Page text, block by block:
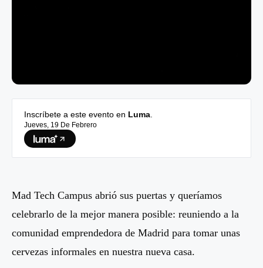
Inscríbete a este evento en Luma
Jueves, 19 De Febrero
Mad Tech Campus abrió sus puertas y queríamos
celebrarlo de la mejor manera posible: reuniendo a la
comunidad emprendedora de Madrid para tomar unas
cervezas informales en nuestra nueva casa.